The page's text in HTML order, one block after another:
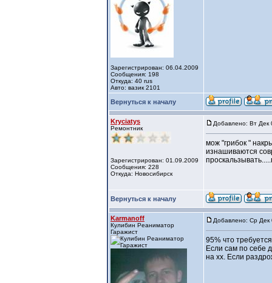
Зарегистрирован: 06.04.2009
Сообщения: 198
Откуда: 40 rus
Авто: вазик 2101
Вернуться к началу
Kryciatys
Ремонтник
Зарегистрирован: 01.09.2009
Сообщения: 228
Откуда: Новосибирск
Добавлено: Вт Дек
мож "грибок "
изнашиваются
Вернуться к началу
Karmanoff
Кулибин Реаниматор
Гаражист
Добавлено: Ср Дек
95% что
Если сам по себе
на хх. Если